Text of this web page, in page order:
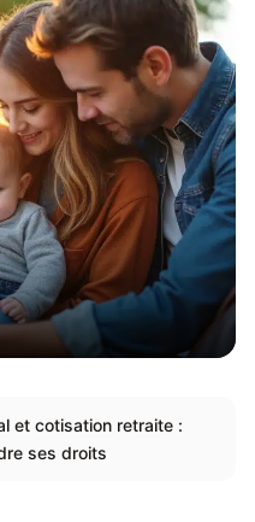
et cotisation retraite :
ses droits